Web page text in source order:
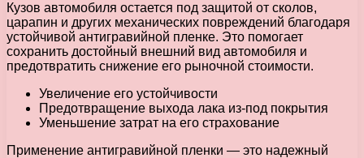
Кузов автомобиля остается под защитой от сколов,
царапин и других механических повреждений благодаря
устойчивой антигравийной пленке. Это помогает
сохранить достойный внешний вид автомобиля и
предотвратить снижение его рыночной стоимости.
Увеличение его устойчивости
Предотвращение выхода лака из-под покрытия
Уменьшение затрат на его страхование
Применение антигравийной пленки — это надежный